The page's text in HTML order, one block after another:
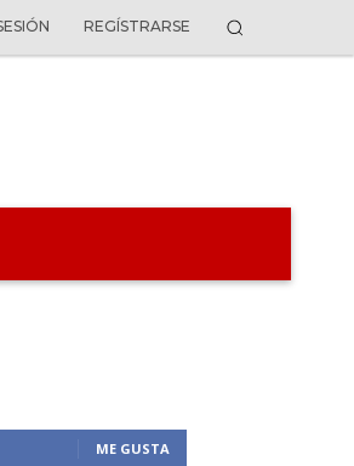
REGÍSTRARSE
ME GUSTA